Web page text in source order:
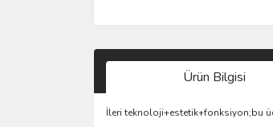
Ürün Bilgisi
İleri teknoloji+estetik+fonksiyon;bu